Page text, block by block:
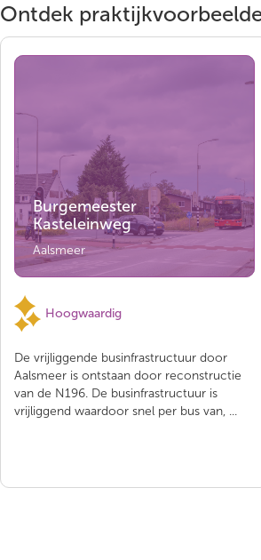
Ontdek
Burgemeester
Kasteleinweg
Aalsmeer
Hoogwaardig
De vrijliggende businfrastructuur door
Aalsmeer is ontstaan door reconstructie
van de N196. De businfrastructuur is
vrijliggend waardoor snel per bus van, ...